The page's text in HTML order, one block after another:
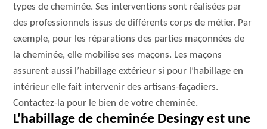
types de cheminée. Ses interventions sont réalisées par
des professionnels issus de différents corps de métier. Par
exemple, pour les réparations des parties maçonnées de
la cheminée, elle mobilise ses maçons. Les maçons
assurent aussi l’habillage extérieur si pour l’habillage en
intérieur elle fait intervenir des artisans-façadiers.
Contactez-la pour le bien de votre cheminée.
L'habillage de cheminée Desingy est une